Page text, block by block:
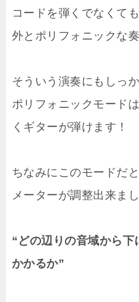
コードを弾くでなくて
外とポリフォニックな
そういう演奏にもしっ
ポリフォニックモード
くギターが弾けます！
ちなみにこのモードだと
メーターが調整出来まし
“どの辺りの音域から
かかるか”